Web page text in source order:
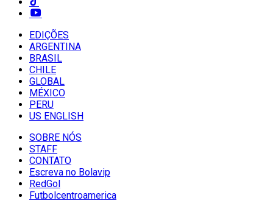
EDIÇÕES
ARGENTINA
BRASIL
CHILE
GLOBAL
MÉXICO
PERU
US ENGLISH
SOBRE NÓS
STAFF
CONTATO
Escreva no Bolavip
RedGol
Futbolcentroamerica